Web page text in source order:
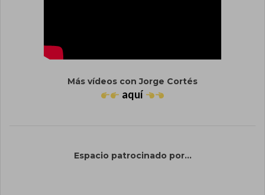
Más vídeos con Jorge Cortés
aquí
Espacio patrocinado por...